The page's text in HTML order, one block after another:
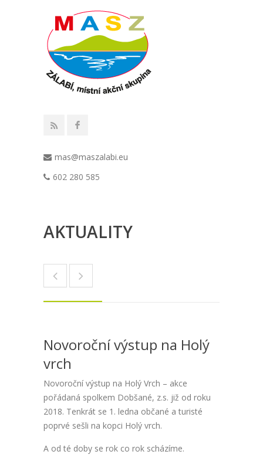
mas@maszalabi.eu
602 280 585
AKTUALITY
Novoroční výstup na Holý
vrch
Novoroční výstup na Holý Vrch – akce
pořádaná spolkem Dobšané, z.s. již od roku
2018. Tenkrát se 1. ledna občané a turisté
poprvé sešli na kopci Holý vrch.
A od té doby se rok co rok scházíme.